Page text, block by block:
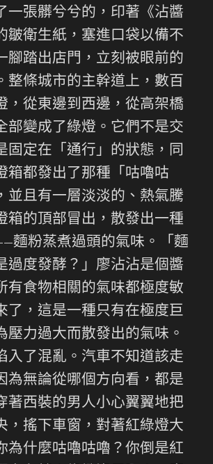
一張髒兮兮的，印著《沾醬
皺衛生紙，塞進口袋以備不
腳踏出店門，立刻被眼前的
整條城市的主幹道上，數百
，從東邊到西邊，從高架橋
部變成了綠燈。它們不是交
固定在「通行」的狀態，同
箱都發出了那種「咕嚕咕
並且有一層淡淡的、熱氣騰
箱的頂部冒出，散發出一種
麵粉蒸煮過頭的氣味。「麵
過度發酵？」廖沾沾是個醬
有食物相關的氣味都極度敏
了，這是一種只有在極度巨
壓力過大而散發出的氣味。
入了混亂。汽車不知道該走
為無論從哪個方向看，都是
著西裝的男人小心翼翼地把
，搖下車窗，對著紅綠燈大
為什麼咕嚕咕嚕？你倒是紅